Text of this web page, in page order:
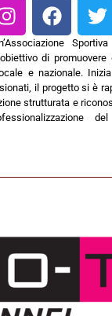
di
e nazionale.
il progetto si è
strutturata e